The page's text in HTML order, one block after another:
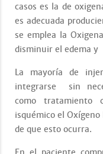
casos es la de
es adecuada
se emplea la
disminuir el edema y
La mayoría de
integrarse sin
como
isquémico el
de que esto ocurra.